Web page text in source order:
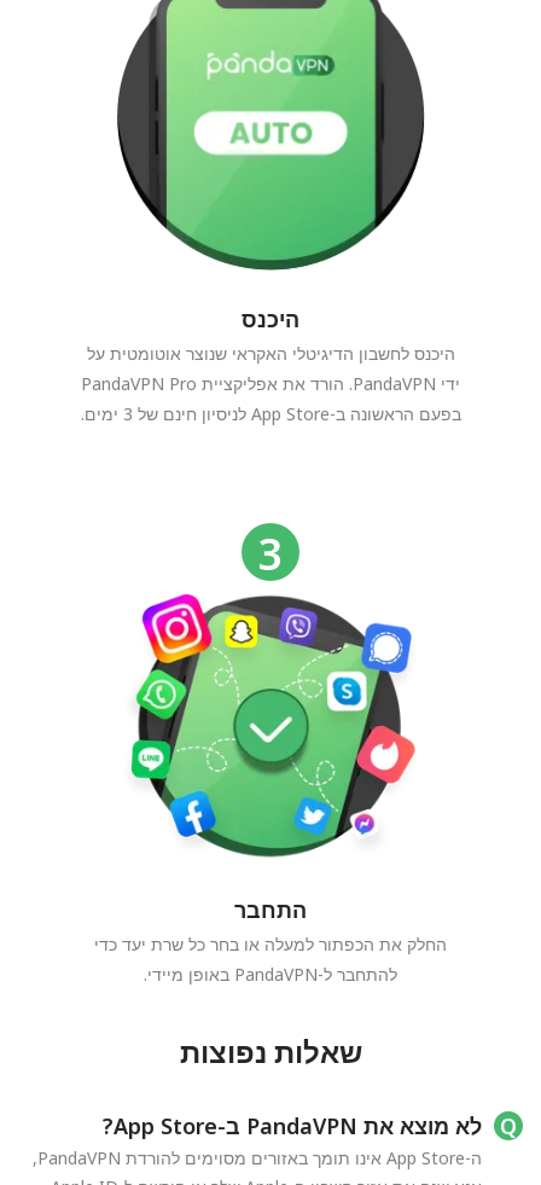
היכנס
היכנס לחשבון הדיגיטלי האקראי שנוצר אוטומטית על
ידי PandaVPN. הורד את אפליקציית PandaVPN Pro
בפעם הראשונה ב-App Store לניסיון חינם של 3 ימים.
התחבר
החלק את הכפתור למעלה או בחר כל שרת יעד כדי
להתחבר ל-PandaVPN באופן מיידי.
שאלות נפוצות
לא מוצא את PandaVPN ב-App Store?
ה-App Store אינו תומך באזורים מסוימים להורדת PandaVPN,